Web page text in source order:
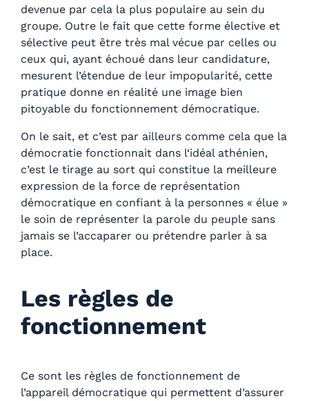
devenue par cela la plus populaire au sein du
groupe. Outre le fait que cette forme élective et
sélective peut être très mal vécue par celles ou
ceux qui, ayant échoué dans leur candidature,
mesurent l’étendue de leur impopularité, cette
pratique donne en réalité une image bien
pitoyable du fonctionnement démocratique.
On le sait, et c’est par ailleurs comme cela que la
démocratie fonctionnait dans l‘idéal athénien,
c’est le tirage au sort qui constitue la meilleure
expression de la force de représentation
démocratique en confiant à la personnes « élue »
le soin de représenter la parole du peuple sans
jamais se l’accaparer ou prétendre parler à sa
place.
Les règles de
fonctionnement
Ce sont les règles de fonctionnement de
l’appareil démocratique qui permettent d’assurer